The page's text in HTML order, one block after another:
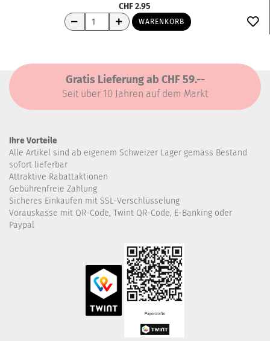
CHF 2.95
WARENKORB
Gratis Lieferung ab CHF 59.--
Seit über 10 Jahren auf dem Markt
Ihre Vorteile
Alle Artikel sind ab eigenem Schweizer Lager gemäss Bestand
sofort lieferbar
Attraktive Rabattaktionen
Gebührenfreie Zahlung
Sicheres Einkaufen mit SSL-Verschlüsselung
Vorauskasse mit QR-Code, Twint QR-Code, E-Banking oder
Paypal